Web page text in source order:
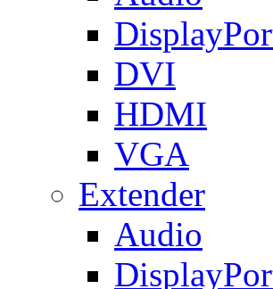
DVI
HDMI
VGA
Extender
Audio